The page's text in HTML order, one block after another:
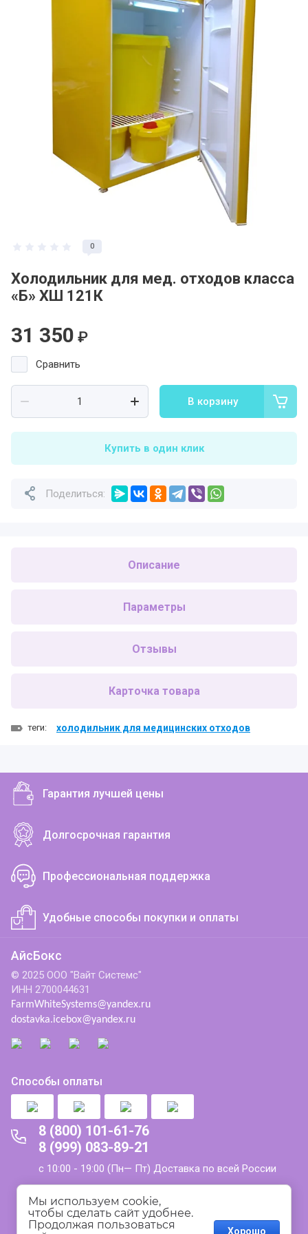
Регистрация и заказ на сайте
Политика конфидециальности
Пользовательское соглашение
Полезная информация
0
Холодильник для мед. отходов класса
«Б» ХШ 121К
31 350 ₽
Сравнить
В корзину
Купить в один клик
Поделиться:
Описание
Параметры
Отзывы
Карточка товара
теги: холодильник для медицинских отходов
Гарантия лучшей цены
Долгосрочная гарантия
Профессиональная поддержка
Удобные способы покупки и оплаты
АйсБокс
© 2025 ООО "Вайт Системс"
ИНН 2700044631
FarmWhiteSystems@yandex.ru
dostavka.icebox@yandex.ru
Способы оплаты
8 (800) 101-61-76
8 (999) 083-89-21
с 10:00 - 19:00 (Пн— Пт) Доставка по всей России
Политика конфиденциальности
Пользовательское соглашение
Мы используем cookie,
чтобы сделать сайт удобнее.
Продолжая пользоваться
Хорошо